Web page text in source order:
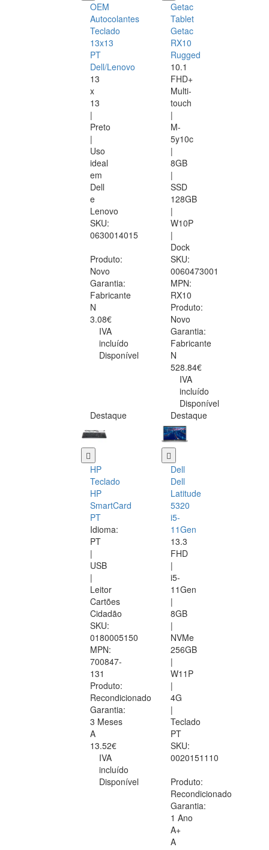
OEM
Autocolantes
Teclado
13x13
PT
Dell/Lenovo
13
x
13
|
Preto
|
Uso
ideal
em
Dell
e
Lenovo
SKU:
0630014015
Produto:
Novo
Garantia:
Fabricante
N
3.08€
IVA
incluído
Disponível
Getac
Tablet
Getac
RX10
Rugged
10.1
FHD+
Multi-
touch
|
M-
5y10c
|
8GB
|
SSD
128GB
|
W10P
|
Dock
SKU:
0060473001
MPN:
RX10
Produto:
Novo
Garantia:
Fabricante
N
528.84€
IVA
incluído
Disponível
Destaque
HP
Teclado
HP
SmartCard
PT
Idioma:
PT
|
USB
|
Leitor
Cartões
Cidadão
SKU:
0180005150
MPN:
700847-
131
Produto:
Recondicionado
Garantia:
3 Meses
A
13.52€
IVA
incluído
Disponível
Destaque
Dell
Dell
Latitude
5320
i5-
11Gen
13.3
FHD
|
i5-
11Gen
|
8GB
|
NVMe
256GB
|
W11P
|
4G
|
Teclado
PT
SKU:
0020151110
Produto:
Recondicionado
Garantia:
1 Ano
A+
A